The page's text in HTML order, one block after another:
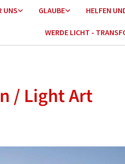
UNS GLAUBE HELFEN
WERDE LICHT -
/ Light Art